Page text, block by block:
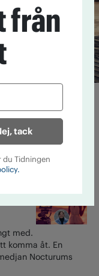
delar influencern
med.
komma åt. En
Nocturums
från
tack
du Tidningen